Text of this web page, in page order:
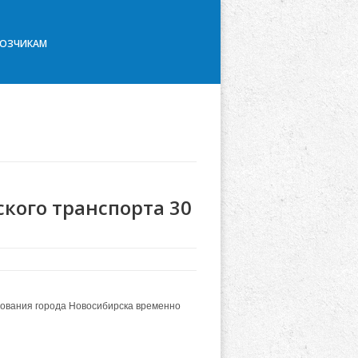
транспорта 30
города Новосибирска временно